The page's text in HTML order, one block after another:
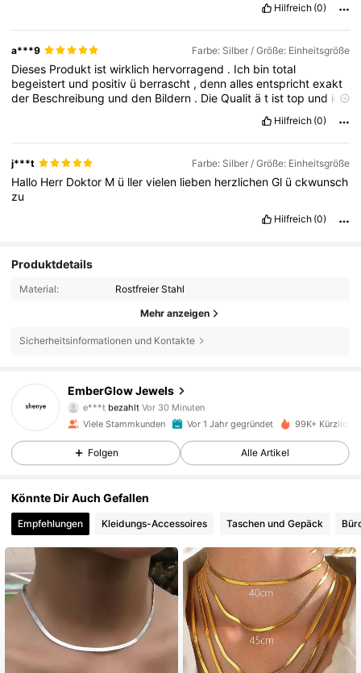
Hilfreich (0)
a***9 Farbe: Silber / Größe: Einheitsgröße
Dieses Produkt istwirklich hervorragend . Ich bintotal
begeistert und positiv ü berrascht ,dennallesentsprichtexakt
der Beschreibung undden Bildern . DieQualität isttop und ich
Hilfreich (0)
j***t Farbe: Silber / Größe: Einheitsgröße
Hallo Herr Doktor M ü llervielen lieben herzlichenGl ückwunsch
zu
Hilfreich (0)
Produktdetails
Material: Rostfreier Stahl
Mehr anzeigen
Sicherheitsinformationen und Kontakte
EmberGlow Jewels
4,89
18K Follower
e***tbezahlt Vor 30 Minuten
4,89
4,89 18K Follower
18K Follower
18K Follower
Viele Stammkunden Vor 1 Jahr gegründet 99K+ Kürzlich
Folgen Alle Artikel
Könnte Dir Auch Gefallen
Empfehlungen Kleidungs-Accessoires Taschen und Gepäck